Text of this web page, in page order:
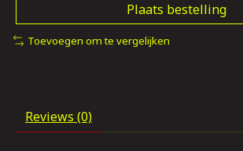
Plaats bestelling
Toevoegen om te vergelijken
Reviews (0)